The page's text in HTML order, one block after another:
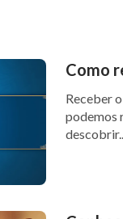
Como
Receber
podemos
descobrir....